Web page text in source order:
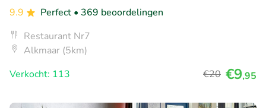
9.9 Perfect • 369 beoordelingen
Restaurant Nr7
Alkmaar (5km)
Verkocht: 113
€20 €9,95